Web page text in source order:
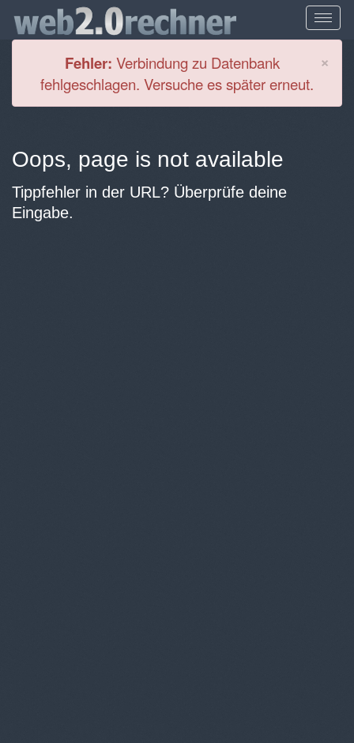
×
Fehler: Verbindung zu Datenbank
fehlgeschlagen. Versuche es später erneut.
Oops, page is not available
Tippfehler in der URL? Überprüfe deine
Eingabe.